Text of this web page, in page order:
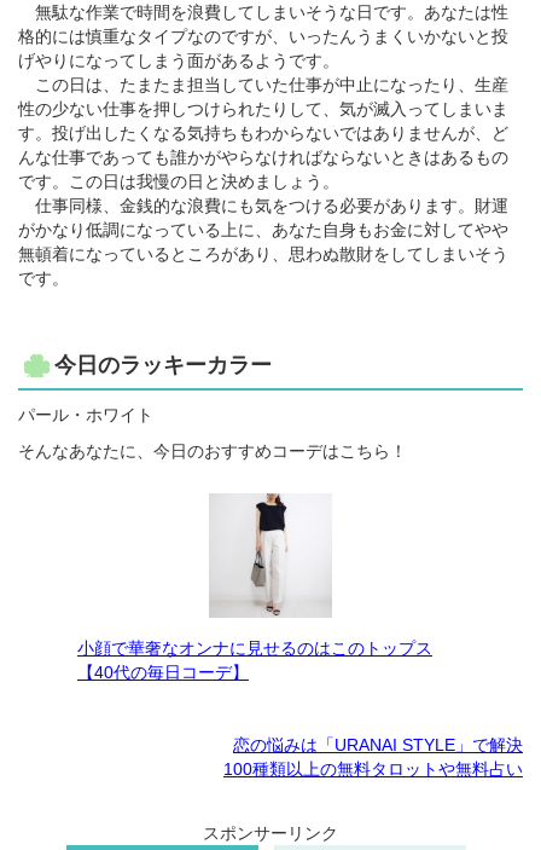
無駄な作業で時間を浪費してしまいそうな日です。あなたは性
格的には慎重なタイプなのですが、いったんうまくいかないと投
げやりになってしまう面があるようです。
この日は、たまたま担当していた仕事が中止になったり、生産
性の少ない仕事を押しつけられたりして、気が滅入ってしまいま
す。投げ出したくなる気持ちもわからないではありませんが、ど
んな仕事であっても誰かがやらなければならないときはあるもの
です。この日は我慢の日と決めましょう。
仕事同様、金銭的な浪費にも気をつける必要があります。財運
がかなり低調になっている上に、あなた自身もお金に対してやや
無頓着になっているところがあり、思わぬ散財をしてしまいそう
です。
今日のラッキーカラー
パール・ホワイト
そんなあなたに、今日のおすすめコーデはこちら！
小顔で華奢なオンナに見せるのはこのトップス
【40代の毎日コーデ】
恋の悩みは「URANAI STYLE」で解決
100種類以上の無料タロットや無料占い
スポンサーリンク